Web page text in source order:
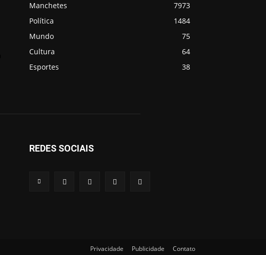
Manchetes
7973
Política
1484
Mundo
75
Cultura
64
Esportes
38
REDES SOCIAIS
Privacidade Publicidade Contato